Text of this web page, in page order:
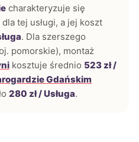
charakteryzuje się
tej usługi, a jej koszt
. Dla szerszego
pomorskie), montaż
kosztuje średnio 523 zł /
Gdańskim
280 zł / Usługa.